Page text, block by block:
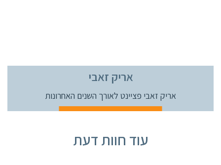
אריק זאבי
אריק זאבי פציינט לאורך השנים האחרונות
עוד חוות דעת